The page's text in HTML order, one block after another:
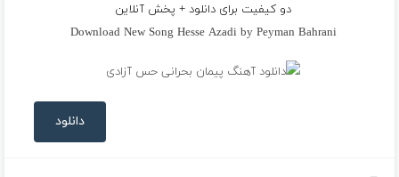
دو کیفیت برای دانلود + پخش آنلاین
Download New Song Hesse Azadi by Peyman Bahrani
دانلود